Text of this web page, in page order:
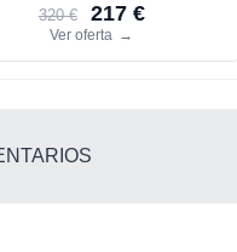
320 € 217 €
Ver oferta →